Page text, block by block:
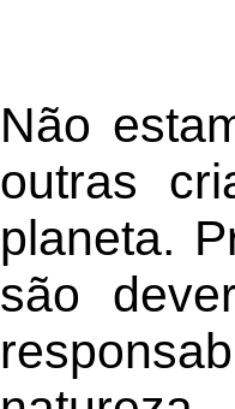
Não
outras
planeta.
são